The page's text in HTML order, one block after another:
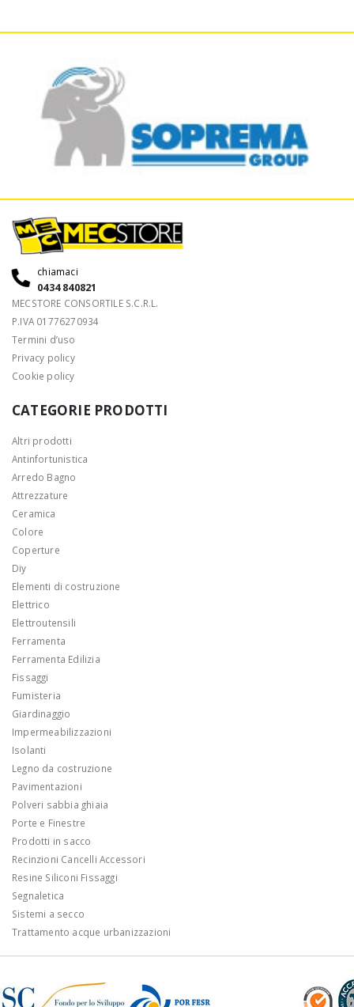
chiamaci
0434 840821
MECSTORE CONSORTILE S.C.R.L.
P.IVA 01776270934
Termini d’uso
Privacy policy
Cookie policy
CATEGORIE PRODOTTI
Altri prodotti
Antinfortunistica
Arredo Bagno
Attrezzature
Ceramica
Colore
Coperture
Diy
Elementi di costruzione
Elettrico
Elettroutensili
Ferramenta
Ferramenta Edilizia
Fissaggi
Fumisteria
Giardinaggio
Impermeabilizzazioni
Isolanti
Legno da costruzione
Pavimentazioni
Polveri sabbia ghiaia
Porte e Finestre
Prodotti in sacco
Recinzioni Cancelli Accessori
Resine Siliconi Fissaggi
Segnaletica
Sistemi a secco
Trattamento acque urbanizzazioni